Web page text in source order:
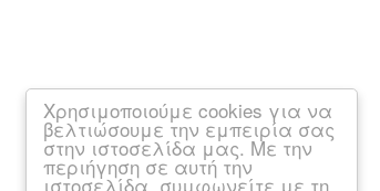
Χρησιμοποιούμε cookies για να
βελτιώσουμε την εμπειρία σας
στην ιστοσελίδα μας. Με την
περιήγηση σε αυτή την
ιστοσελίδα, συμφωνείτε με τη